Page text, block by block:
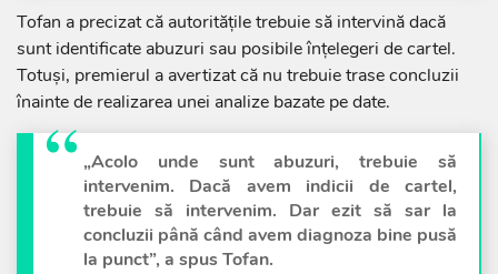
Tofan a precizat că autoritățile trebuie să intervină dacă
sunt identificate abuzuri sau posibile înțelegeri de cartel.
Totuși, premierul a avertizat că nu trebuie trase concluzii
înainte de realizarea unei analize bazate pe date.
„Acolo unde sunt abuzuri, trebuie să
intervenim. Dacă avem indicii de cartel,
trebuie să intervenim. Dar ezit să sar la
concluzii până când avem diagnoza bine pusă
la punct”, a spus Tofan.